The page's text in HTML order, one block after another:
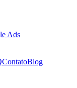
Ads
ContatoBlog